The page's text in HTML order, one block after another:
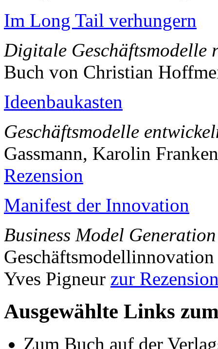
Im Long Tail verhungern
Digitale Geschäftsmodelle
Buch von Christian
Ideenbaukasten
Geschäftsmodelle
Gassmann, Karolin
Rezension
Manifest der Innovation
Business Model Generation
Yves Pigneur zur
Ausgewählte Links
Zum Buch auf der